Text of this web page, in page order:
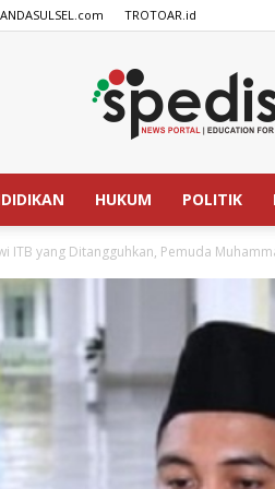
TROTOAR.id
HUKUM POLITIK
ITB yang Ditangguhkan, Pemuda